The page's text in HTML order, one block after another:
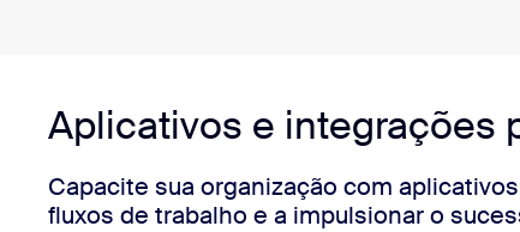
Aplicativos e integrações
Capacite sua organização com
fluxos de trabalho e a impulsionar o